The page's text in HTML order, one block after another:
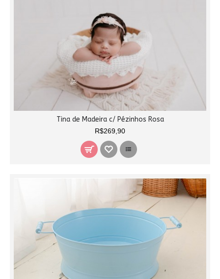
Tina de Madeira c/ Pézinhos Rosa
R$269,90